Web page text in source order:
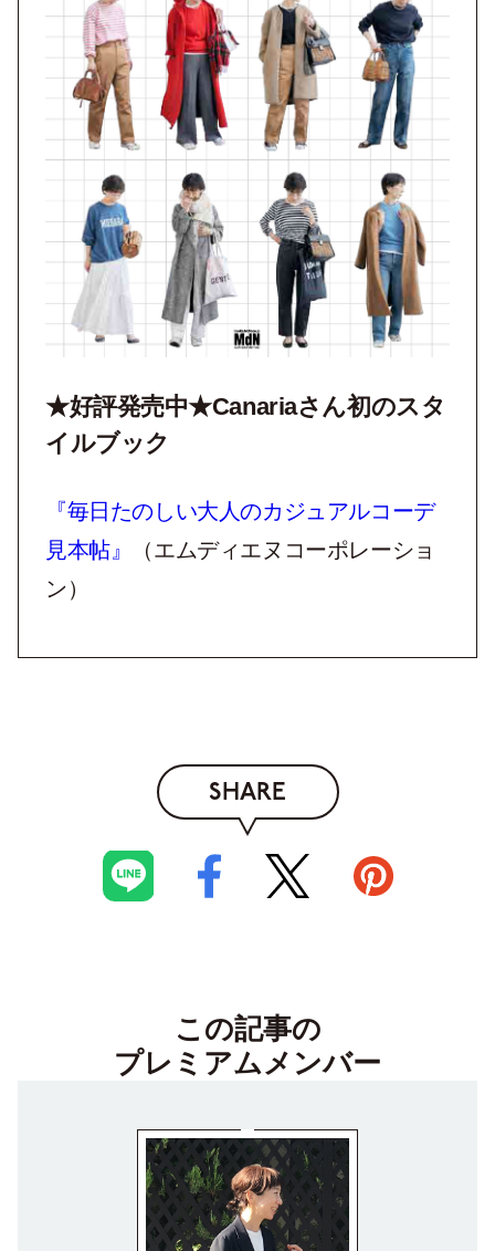
★好評発売中★Canariaさん初のスタ
イルブック
『毎日たのしい大人のカジュアルコーデ
見本帖』
（エムディエヌコーポレーショ
ン）
SHARE
この記事の
プレミアムメンバー